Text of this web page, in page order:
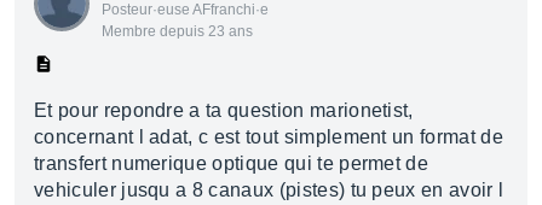
Posteur·euse AFfranchi·e
Membre depuis 23 ans
Et pour repondre a ta question marionetist,
concernant l adat, c est tout simplement un format de
transfert numerique optique qui te permet de
vehiculer jusqu a 8 canaux (pistes) tu peux en avoir l